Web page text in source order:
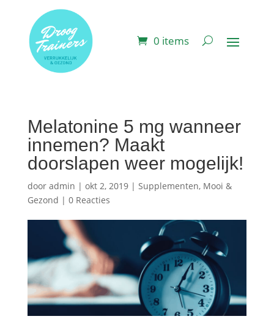
0 items
Melatonine 5 mg wanneer
innemen? Maakt
doorslapen weer mogelijk!
door admin | okt 2, 2019| Supplementen, Mooi &
Gezond | 0 Reacties